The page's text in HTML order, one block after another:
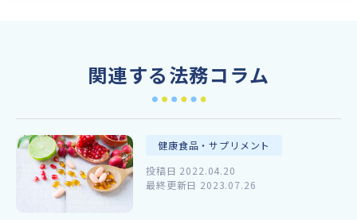
関連する法務コラム
健康食品・サプリメント
投稿日 2022.04.20
最終更新日 2023.07.26